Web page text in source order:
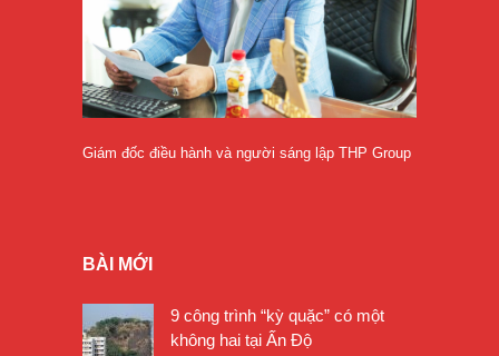
Giám đốc điều hành và người sáng lập THP Group
BÀI MỚI
9 công trình “kỳ quặc” có một
không hai tại Ấn Độ